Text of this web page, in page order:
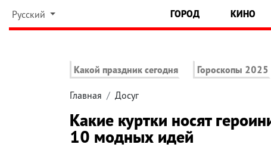
Русский ГОРОД КИНО
Какой праздник сегодня Гороскопы 2025
Главная Досуг
Какие куртки носят
10 модных идей